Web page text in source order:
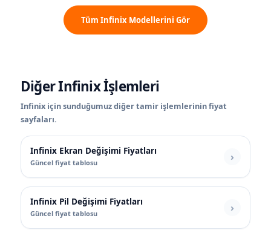
Tüm Infinix Modellerini Gör
Diğer Infinix İşlemleri
Infinix için sunduğumuz diğer tamir işlemlerinin fiyat
sayfaları.
Infinix Ekran Değişimi Fiyatları
Güncel fiyat tablosu
Infinix Pil Değişimi Fiyatları
Güncel fiyat tablosu